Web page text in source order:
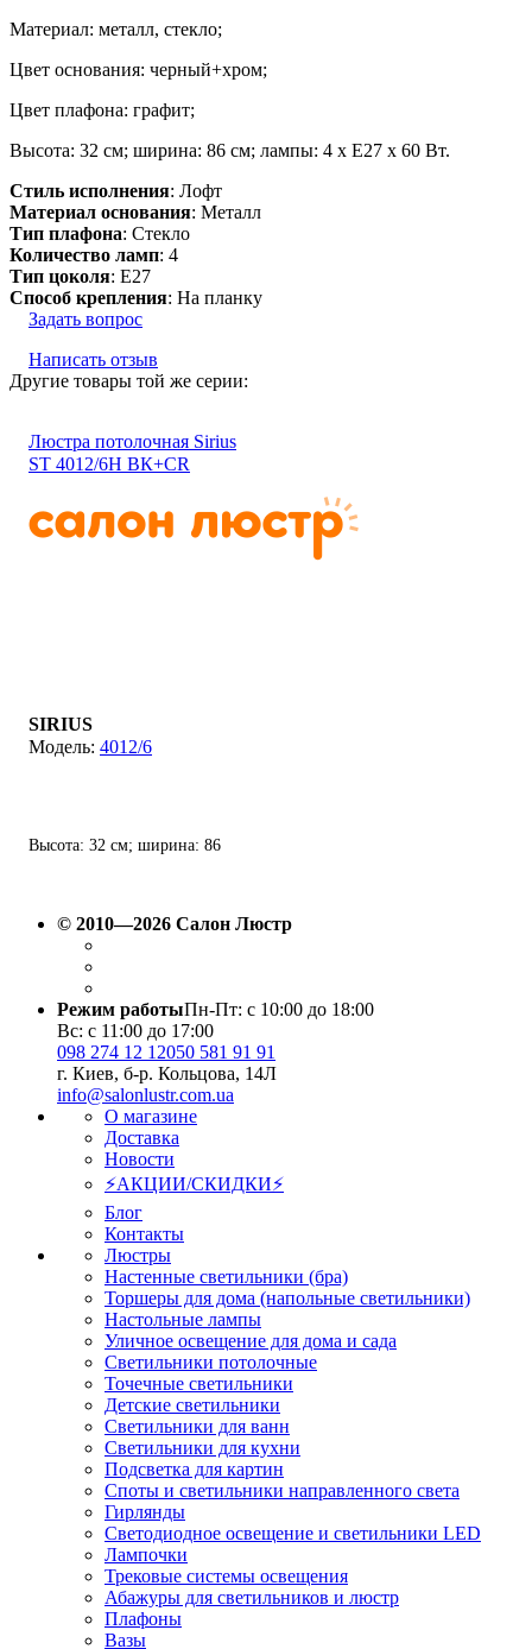
Материал: металл, стекло;
Цвет основания: черный+хром;
Цвет плафона: графит;
Высота: 32 см; ширина: 86 см; лампы: 4 х Е27 х 60 Вт.
Стиль исполнения: Лофт
Материал основания: Металл
Тип плафона: Стекло
Количество ламп: 4
Тип цоколя: E27
Способ крепления: На планку
Задать вопрос
Написать отзыв
Другие товары той же серии:
Люстра потолочная Sirius
ST 4012/6Н ВК+CR
SIRIUS
4012/6
Высота: 32 см; ширина: 86
© 2010—2026 Салон Люстр
Режим работыПн-Пт: с 10:00 до 18:00
Вс: с 11:00 до 17:00
098 274 12 12050 581 91 91
г. Киев, б-р. Кольцова, 14Л
info@salonlustr.com.ua
О магазине
Доставка
Новости
⚡АКЦИИ/СКИДКИ⚡
Блог
Контакты
Люстры
Настенные светильники (бра)
Торшеры для дома (напольные светильники)
Настольные лампы
Уличное освещение для дома и сада
Светильники потолочные
Точечные светильники
Детские светильники
Светильники для ванн
Светильники для кухни
Подсветка для картин
Споты и светильники направленного света
Гирлянды
Светодиодное освещение и светильники LED
Лампочки
Трековые системы освещения
Абажуры для светильников и люстр
Плафоны
Вазы